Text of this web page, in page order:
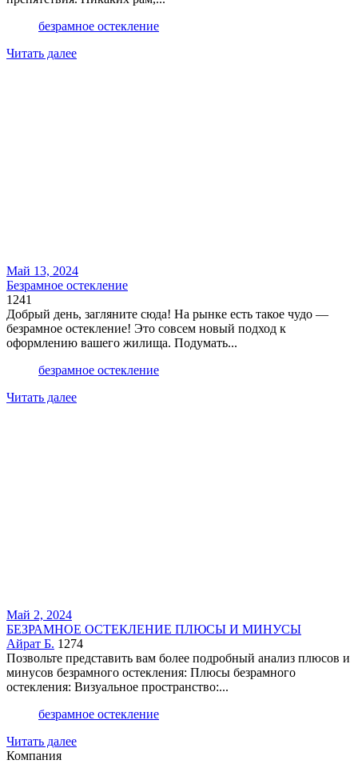
безрамное остекление
Читать далее
Май 13, 2024
Безрамное остекление
1241
Добрый день, загляните сюда! На рынке есть такое чудо —
безрамное остекление! Это совсем новый подход к
оформлению вашего жилища. Подумать...
безрамное остекление
Читать далее
Май 2, 2024
БЕЗРАМНОЕ ОСТЕКЛЕНИЕ ПЛЮСЫ И МИНУСЫ
Айрат Б. 1274
Позвольте представить вам более подробный анализ плюсов и
минусов безрамного остекления: Плюсы безрамного
остекления: Визуальное пространство:...
безрамное остекление
Читать далее
Компания